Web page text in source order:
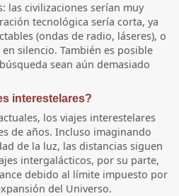
las civilizaciones serían muy
tecnológica sería corta, ya
(ondas de radio, láseres), o
silencio. También es posible
sean aún demasiado
interestelares?
los viajes interestelares
de años. Incluso imaginando
de la luz, las distancias siguen
intergalácticos, por su parte,
debido al límite impuesto por
del Universo.